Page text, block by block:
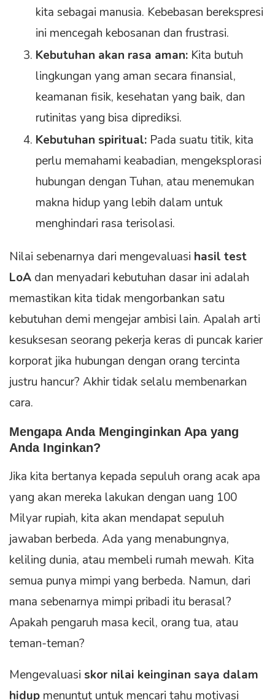
kita sebagai manusia. Kebebasan berekspresi
ini mencegah kebosanan dan frustrasi.
Kebutuhan akan rasa aman: Kita butuh
lingkungan yang aman secara finansial,
keamanan fisik, kesehatan yang baik, dan
rutinitas yang bisa diprediksi.
Kebutuhan spiritual: Pada suatu titik, kita
perlu memahami keabadian, mengeksplorasi
hubungan dengan Tuhan, atau menemukan
makna hidup yang lebih dalam untuk
menghindari rasa terisolasi.
Nilai sebenarnya dari mengevaluasi hasil test
LoA dan menyadari kebutuhan dasar ini adalah
memastikan kita tidak mengorbankan satu
kebutuhan demi mengejar ambisi lain. Apalah arti
kesuksesan seorang pekerja keras di puncak karier
korporat jika hubungan dengan orang tercinta
justru hancur? Akhir tidak selalu membenarkan
cara.
Mengapa Anda Menginginkan Apa yang
Anda Inginkan?
Jika kita bertanya kepada sepuluh orang acak apa
yang akan mereka lakukan dengan uang 100
Milyar rupiah, kita akan mendapat sepuluh
jawaban berbeda. Ada yang menabungnya,
keliling dunia, atau membeli rumah mewah. Kita
semua punya mimpi yang berbeda. Namun, dari
mana sebenarnya mimpi pribadi itu berasal?
Apakah pengaruh masa kecil, orang tua, atau
teman-teman?
Mengevaluasi skor nilai keinginan saya dalam
hidup menuntut untuk mencari tahu motivasi